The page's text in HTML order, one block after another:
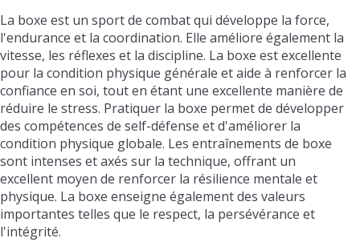
La boxe est un sport de combat qui développe la force,
l'endurance et la coordination. Elle améliore également la
vitesse, les réflexes et la discipline. La boxe est excellente
pour la condition physique générale et aide à renforcer la
confiance en soi, tout en étant une excellente manière de
réduire le stress. Pratiquer la boxe permet de développer
des compétences de self-défense et d'améliorer la
condition physique globale. Les entraînements de boxe
sont intenses et axés sur la technique, offrant un
excellent moyen de renforcer la résilience mentale et
physique. La boxe enseigne également des valeurs
importantes telles que le respect, la persévérance et
l'intégrité.